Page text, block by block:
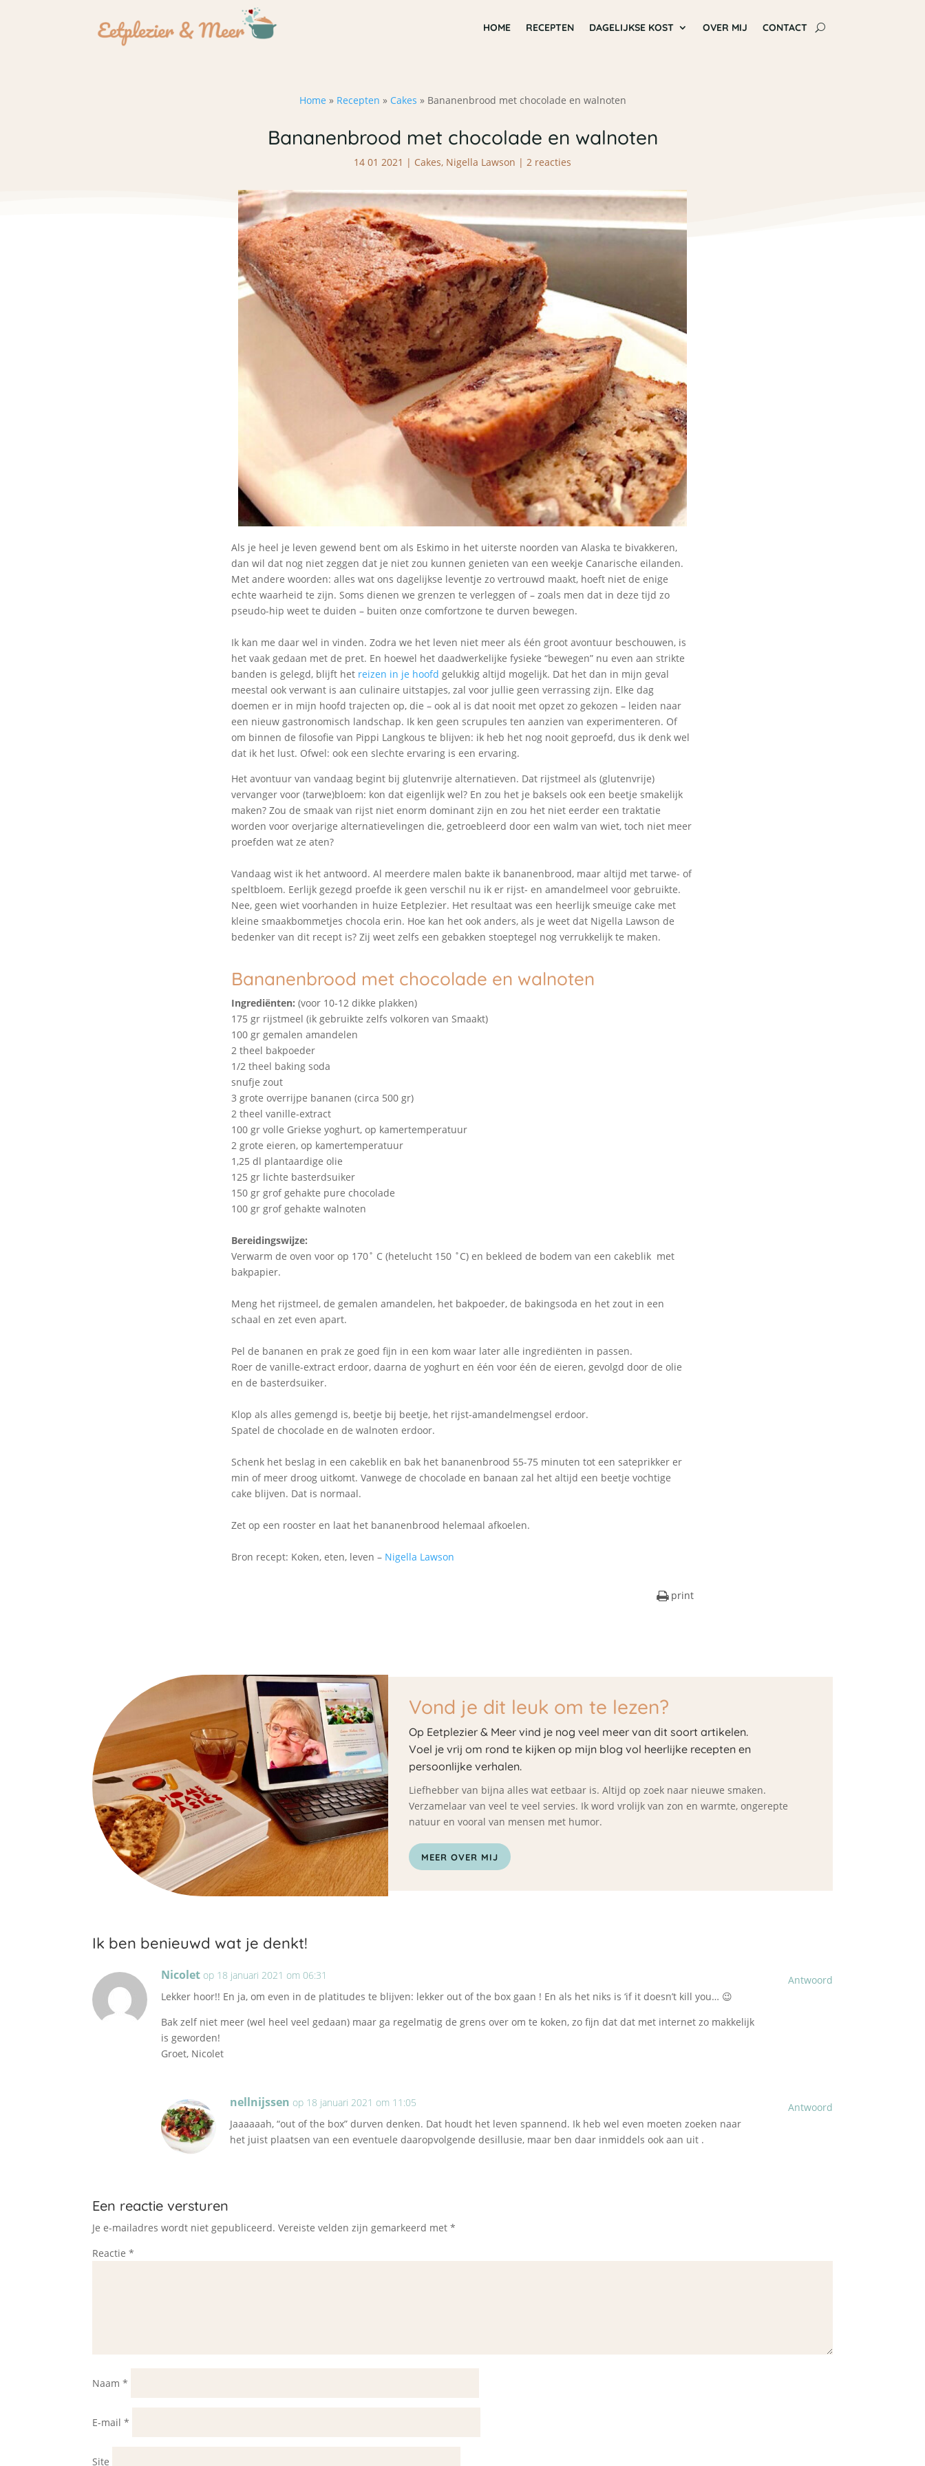
HOME RECEPTEN DAGELIJKSE KOST OVER MIJ CONTACT
Home » Recepten » Cakes » Bananenbrood met chocolade en walnoten
Bananenbrood met chocolade en walnoten
14 01 2021 | Cakes, Nigella Lawson | 2 reacties
Als je heel je leven gewend bent om als Eskimo in het uiterste noorden van Alaska te bivakkeren,
dan wil dat nog niet zeggen dat je niet zou kunnen genieten van een weekje Canarische eilanden.
Met andere woorden: alles wat ons dagelijkse leventje zo vertrouwd maakt, hoeft niet de enige
echte waarheid te zijn. Soms dienen we grenzen te verleggen of – zoals men dat in deze tijd zo
pseudo-hip weet te duiden – buiten onze comfortzone te durven bewegen.
Ik kan me daar wel in vinden. Zodra we het leven niet meer als één groot avontuur beschouwen, is
het vaak gedaan met de pret. En hoewel het daadwerkelijke fysieke “bewegen” nu even aan strikte
banden is gelegd, blijft het reizen in je hoofd gelukkig altijd mogelijk. Dat het dan in mijn geval
meestal ook verwant is aan culinaire uitstapjes, zal voor jullie geen verrassing zijn. Elke dag
doemen er in mijn hoofd trajecten op, die – ook al is dat nooit met opzet zo gekozen – leiden naar
een nieuw gastronomisch landschap. Ik ken geen scrupules ten aanzien van experimenteren. Of
om binnen de filosofie van Pippi Langkous te blijven: ik heb het nog nooit geproefd, dus ik denk wel
dat ik het lust. Ofwel: ook een slechte ervaring is een ervaring.
Het avontuur van vandaag begint bij glutenvrije alternatieven. Dat rijstmeel als (glutenvrije)
vervanger voor (tarwe)bloem: kon dat eigenlijk wel? En zou het je baksels ook een beetje smakelijk
maken? Zou de smaak van rijst niet enorm dominant zijn en zou het niet eerder een traktatie
worden voor overjarige alternatievelingen die, getroebleerd door een walm van wiet, toch niet meer
proefden wat ze aten?
Vandaag wist ik het antwoord. Al meerdere malen bakte ik bananenbrood, maar altijd met tarwe- of
speltbloem. Eerlijk gezegd proefde ik geen verschil nu ik er rijst- en amandelmeel voor gebruikte.
Nee, geen wiet voorhanden in huize Eetplezier. Het resultaat was een heerlijk smeuïge cake met
kleine smaakbommetjes chocola erin. Hoe kan het ook anders, als je weet dat Nigella Lawson de
bedenker van dit recept is? Zij weet zelfs een gebakken stoeptegel nog verrukkelijk te maken.
Bananenbrood met chocolade en walnoten
Ingrediënten: (voor 10-12 dikke plakken)
175 gr rijstmeel (ik gebruikte zelfs volkoren van Smaakt)
100 gr gemalen amandelen
2 theel bakpoeder
1/2 theel baking soda
snufje zout
3 grote overrijpe bananen (circa 500 gr)
2 theel vanille-extract
100 gr volle Griekse yoghurt, op kamertemperatuur
2 grote eieren, op kamertemperatuur
1,25 dl plantaardige olie
125 gr lichte basterdsuiker
150 gr grof gehakte pure chocolade
100 gr grof gehakte walnoten
Bereidingswijze:
Verwarm de oven voor op 170˚ C (hetelucht 150 ˚C) en bekleed de bodem van een cakeblik met
bakpapier.
Meng het rijstmeel, de gemalen amandelen, het bakpoeder, de bakingsoda en het zout in een
schaal en zet even apart.
Pel de bananen en prak ze goed fijn in een kom waar later alle ingrediënten in passen.
Roer de vanille-extract erdoor, daarna de yoghurt en één voor één de eieren, gevolgd door de olie
en de basterdsuiker.
Klop als alles gemengd is, beetje bij beetje, het rijst-amandelmengsel erdoor.
Spatel de chocolade en de walnoten erdoor.
Schenk het beslag in een cakeblik en bak het bananenbrood 55-75 minuten tot een sateprikker er
min of meer droog uitkomt. Vanwege de chocolade en banaan zal het altijd een beetje vochtige
cake blijven. Dat is normaal.
Zet op een rooster en laat het bananenbrood helemaal afkoelen.
Bron recept: Koken, eten, leven – Nigella Lawson
print
Vond je dit leuk om te lezen?
Op Eetplezier & Meer vind je nog veel meer van dit soort artikelen.
Voel je vrij om rond te kijken op mijn blog vol heerlijke recepten en
persoonlijke verhalen.
Liefhebber van bijna alles wat eetbaar is. Altijd op zoek naar nieuwe smaken.
Verzamelaar van veel te veel servies. Ik word vrolijk van zon en warmte, ongerepte
natuur en vooral van mensen met humor.
MEER OVER MIJ
Ik ben benieuwd wat je denkt!
Nicolet op 18 januari 2021 om 06:31
Lekker hoor!! En ja, om even in de platitudes te blijven: lekker out of the box gaan ! En als het niks is ‘if it doesn’t kill you… 😉
Bak zelf niet meer (wel heel veel gedaan) maar ga regelmatig de grens over om te koken, zo fijn dat dat met internet zo makkelijk
is geworden!
Groet, Nicolet
Antwoord
nellnijssen op 18 januari 2021 om 11:05
Jaaaaaah, “out of the box” durven denken. Dat houdt het leven spannend. Ik heb wel even moeten zoeken naar
het juist plaatsen van een eventuele daaropvolgende desillusie, maar ben daar inmiddels ook aan uit .
Antwoord
Een reactie versturen
Je e-mailadres wordt niet gepubliceerd. Vereiste velden zijn gemarkeerd met*
Reactie*
Naam*
E-mail*
Site